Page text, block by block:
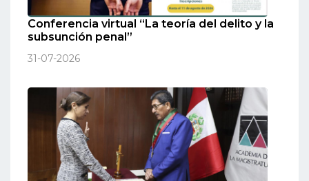
Conferencia virtual “La teoría del delito y la
subsunción penal”
31-07-2026